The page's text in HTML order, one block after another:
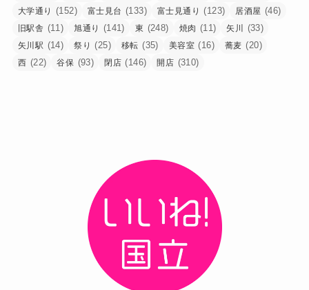
大学通り (152) 富士見台 (133) 富士見通り (123) 居酒屋 (46)
旧駅舎 (11) 旭通り (141) 東 (248) 焼肉 (11) 矢川 (33)
矢川駅 (14) 祭り (25) 移転 (35) 美容室 (16) 蕎麦 (20)
西 (22) 谷保 (93) 閉店 (146) 開店 (310)